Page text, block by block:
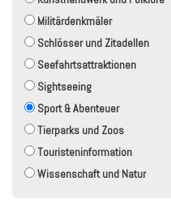
Militärdenkmäler
Schlösser und Zitadellen
Seefahrtsattraktionen
Sightseeing
Sport & Abenteuer
Tierparks und Zoos
Touristeninformation
Wissenschaft und Natur